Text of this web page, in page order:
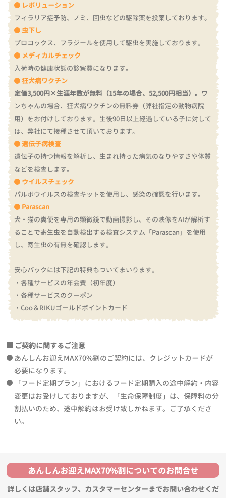
レボリューション
フィラリア症予防、ノミ、回虫などの駆除薬を投薬しております。
虫下し
プロコックス、フラジールを使用して駆虫を実施しております。
メディカルチェック
入荷時の健康状態の診察費になります。
狂犬病ワクチン
定価3,500円×生涯年数が無料（15年の場合、52,500円相当）。 ワ
ンちゃんの場合、狂犬病ワクチンの無料券（弊社指定の動物病院
用）をお付けしております。 生後90日以上経過している子に対して
は、弊社にて接種させて頂いております。
遺伝子病検査
遺伝子の持つ情報を解析し、生まれ持った病気のなりやすさや体質
などを検査します。
ウイルスチェック
パルボウイルスの検査キットを使用し、感染の確認を行います。
Parascan
犬・猫の糞便を専用の顕微鏡で動画撮影し、その映像をAIが解析す
ることで寄生虫を自動検出する検査システム「Parascan」を使用
し、寄生虫の有無を確認します。
安心パックには下記の特典もついてまいります。
・各種サービスの年会費（初年度）
・各種サービスのクーポン
・Coo＆RIKUゴールドポイントカード
ご契約に関するご注意
あんしんお迎えMAX70%割のご契約には、クレジットカードが
必要になります。
「フード定期プラン」におけるフード定期購入の途中解約・内容
変更はお受けしておりますが、「生命保障制度」は、保障料の分
割払いのため、途中解約はお受け致しかねます。ご了承くださ
い。
あんしんお迎えMAX70%割についてのお問合せ
詳しくは店舗スタッフ、カスタマーセンターまでお問い合わせくだ